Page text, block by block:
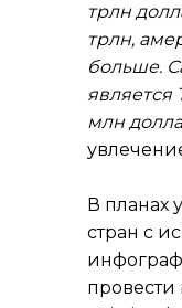
трлн
трлн,
больше.
является
млн
В планах
стран с
провести